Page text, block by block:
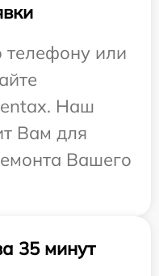
телефону или
Наш
Вам для
Вашего
35 минут